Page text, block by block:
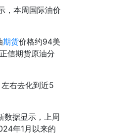
，本周国际油价
期货价格约94美
信期货原油分
右去化到近5
数据显示，上周
年1月以来的